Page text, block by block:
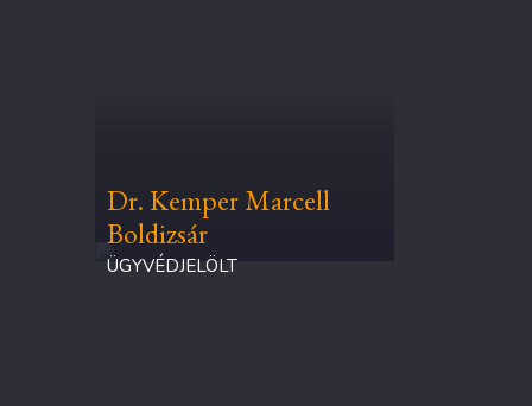
Dr. Kemper Marcell
Boldizsár
ÜGYVÉDJELÖLT